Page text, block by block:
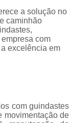
Pesadas
de
de Máquinas
Pesadas
Transporte
a solução no
caminhão
com
excelência em
com guindastes
movimentação de